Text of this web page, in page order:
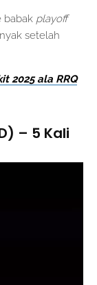
babak playoff
setelah
2025 ala RRQ
– 5 Kali